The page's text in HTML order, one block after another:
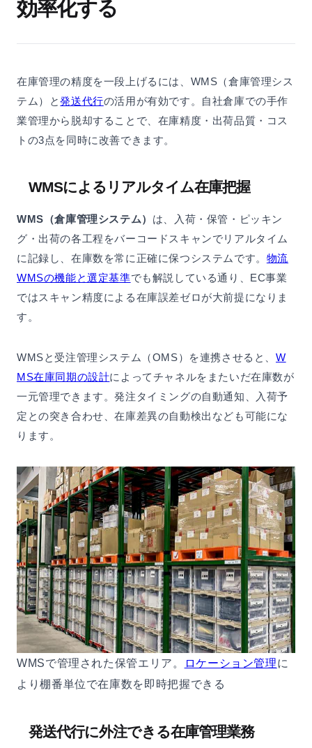
効率化する
在庫管理の精度を一段上げるには、WMS（倉庫管理シス
テム）と発送代行の活用が有効です。自社倉庫での手作
業管理から脱却することで、在庫精度・出荷品質・コス
トの3点を同時に改善できます。
WMSによるリアルタイム在庫把握
WMS（倉庫管理システム） は、入荷・保管・ピッキン
グ・出荷の各工程をバーコードスキャンでリアルタイム
に記録し、在庫数を常に正確に保つシステムです。 物流
WMSの機能と選定基準でも解説している通り、EC事業
ではスキャン精度による在庫誤差ゼロが大前提になりま
す。
WMSと受注管理システム（OMS）を連携させると、W
MS在庫同期の設計によってチャネルをまたいだ在庫数が
一元管理できます。発注タイミングの自動通知、入荷予
定との突き合わせ、在庫差異の自動検出なども可能にな
ります。
WMSで管理された保管エリア。 ロケーション管理に
より棚番単位で在庫数を即時把握できる
発送代行に外注できる在庫管理業務